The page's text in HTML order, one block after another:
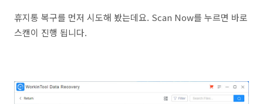
휴지통 복구를 먼저 시도해 봤는데요. Scan Now를 누르면 바로
스캔이 진행 됩니다.